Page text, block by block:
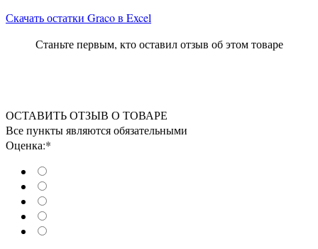
Скачать остатки Graco в Excel
Станьте первым, кто оставил отзыв об этом товаре
ОСТАВИТЬ ОТЗЫВ О ТОВАРЕ
Все пункты являются обязательными
Оценка:*